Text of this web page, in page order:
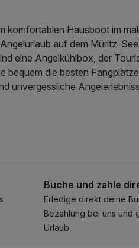
komfortablen Hausboot im
auf dem Müritz-
eine Angelkühlbox, der
bequem die besten
unvergessliche
und Deckausrüstung
Buche und zahle
Erledige direkt deine
Bezahlung bei uns und
Urlaub.